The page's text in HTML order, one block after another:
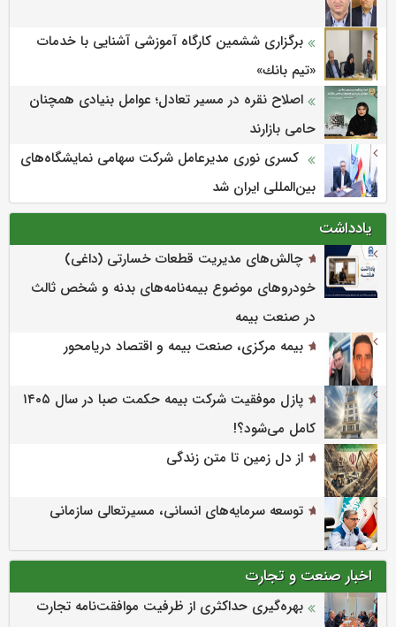
برگزاری ششمین كارگاه آموزشی آشنایی با خدمات
«تیم بانك»
اصلاح نقره در مسیر تعادل؛ عوامل بنیادی همچنان
حامی بازارند
کسری نوری مدیرعامل شرکت سهامی نمایشگاه‌های
بین‌المللی ایران شد
یادداشت
چالش‌های مدیریت قطعات خسارتی (داغی)
خودروهای موضوع بیمه‌نامه‌های بدنه و شخص ثالث
در صنعت بیمه
بیمه مرکزی، صنعت بیمه و اقتصاد دریامحور
پازل موفقیت شرکت بیمه حکمت صبا در سال ۱۴۰۵
کامل می‌شود؟!
از دل زمین تا متن زندگی
توسعه سرمایه‌های انسانی، مسیرتعالی سازمانی
اخبار صنعت و تجارت
بهره‌گیری حداکثری از ظرفیت موافقت‌نامه تجارت